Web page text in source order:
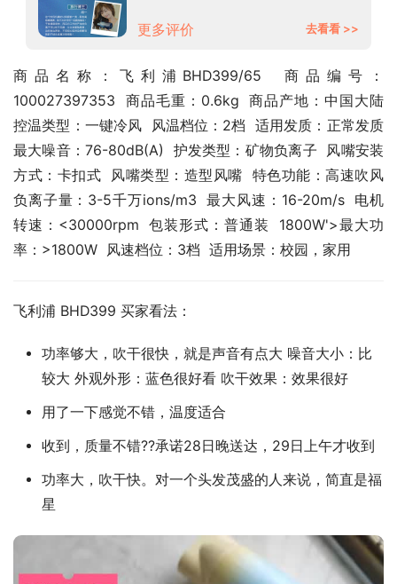
更多评价
去看看 >>
商品名称：飞利浦BHD399/65  商品编号：
100027397353  商品毛重：0.6kg  商品产地：中国大陆
控温类型：一键冷风  风温档位：2档  适用发质：正常发质
最大噪音：76-80dB(A)  护发类型：矿物负离子  风嘴安装
方式：卡扣式  风嘴类型：造型风嘴  特色功能：高速吹风
负离子量：3-5千万ions/m3  最大风速：16-20m/s  电机
转速：<30000rpm  包装形式：普通装  1800W'>最大功
率：>1800W  风速档位：3档  适用场景：校园，家用
飞利浦 BHD399 买家看法：
功率够大，吹干很快，就是声音有点大 噪音大小：比
较大 外观外形：蓝色很好看 吹干效果：效果很好
用了一下感觉不错，温度适合
收到，质量不错??承诺28日晚送达，29日上午才收到
功率大，吹干快。对一个头发茂盛的人来说，简直是福
星